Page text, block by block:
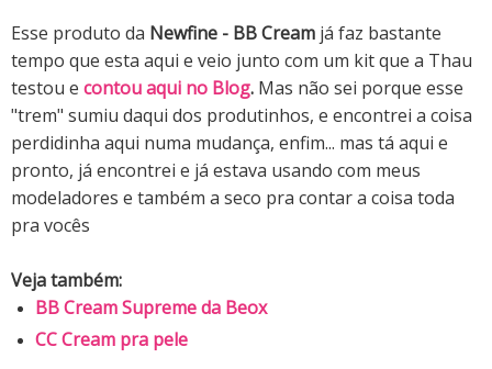
Esse produto da Newfine - BB Cream já faz bastante
tempo que esta aqui e veio junto com um kit que a Thau
testou e contou aqui no Blog. Mas não sei porque esse
"trem" sumiu daqui dos produtinhos, e encontrei a coisa
perdidinha aqui numa mudança, enfim... mas tá aqui e
pronto, já encontrei e já estava usando com meus
modeladores e também a seco pra contar a coisa toda
pra vocês
Veja também:
BB Cream Supreme da Beox
CC Cream pra pele